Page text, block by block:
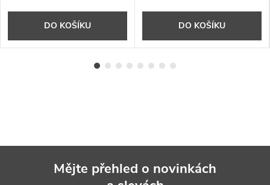
DO KOŠÍKU DO KOŠÍKU
Mějte přehled o novinkách